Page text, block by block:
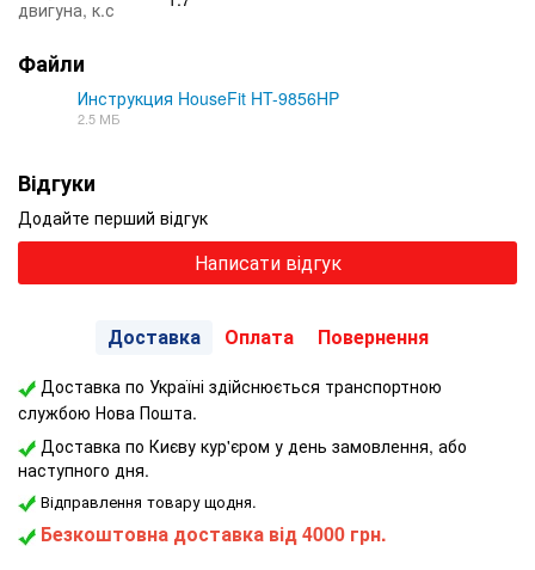
двигуна, к.с
Файли
Инструкция HouseFit HT-9856HP
2.5 МБ
Відгуки
Додайте перший відгук
Написати відгук
Доставка Оплата Повернення
Доставка по Україні здійснюється транспортною
службою Нова Пошта.
Доставка по Києву кур'єром у день замовлення, або
наступного дня.
Відправлення товару щодня.
Безкоштовна доставка від 4000 грн.